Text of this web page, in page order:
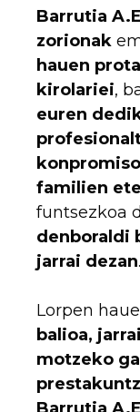
Barrutia
zorionak
hauen
kirolariei,
euren
familien
funtsezkoa
denboraldi
jarrai dezan.
Lorpen
balioa,
motzeko